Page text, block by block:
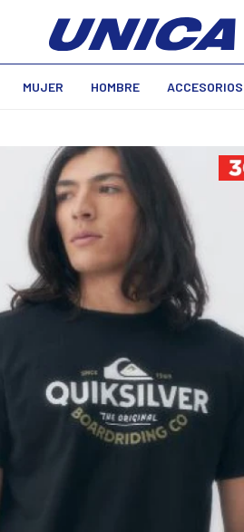
MUJER HOMBRE ACCESORIOS